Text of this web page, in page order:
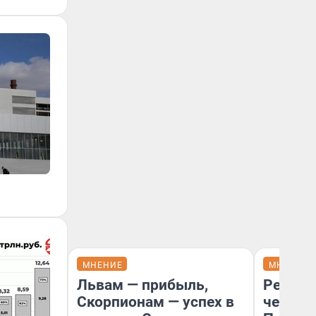
МНЕНИЕ
Львам — прибыль,
Скорпионам — успех в
МНЕНИЕ
чему